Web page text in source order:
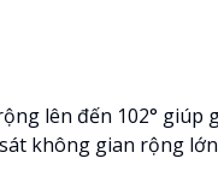
lên đến 102°
không gian rộng